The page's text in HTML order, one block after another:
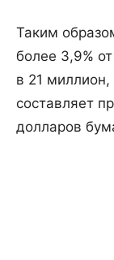
Таким
более 3,9%
в 21
составляет
долларов